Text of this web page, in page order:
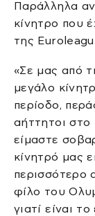
Παράλληλα
κίνητρο που
της
«Σε μας από
μεγάλο
περίοδο,
αήττητοι στο
είμαστε
κίνητρό μας
περισσότερο
φίλο του
γιατί είναι